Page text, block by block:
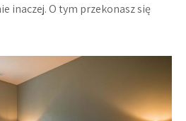
inaczej. O tym przekonasz się